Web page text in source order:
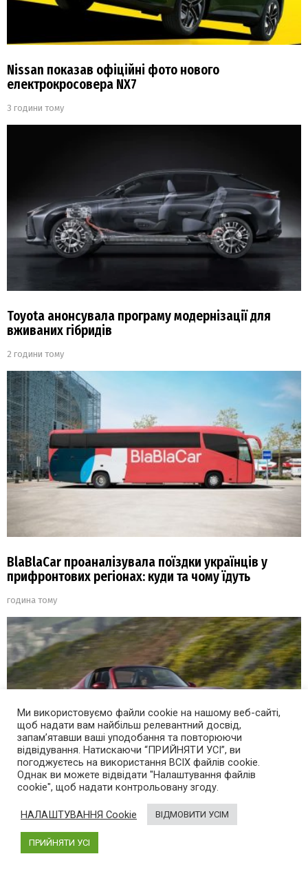
Nissan показав офіційні фото нового
електрокросовера NX7
3 години тому
Toyota анонсувала програму модернізації для
вживаних гібридів
2 години тому
BlaBlaCar проаналізувала поїздки українців у
прифронтових регіонах: куди та чому їдуть
година тому
Найпопулярніший у світі родстер від Mazda
перетворять на електромобіль
17 годин тому
Ми використовуємо файли cookie на нашому веб-сайті,
щоб надати вам найбільш релевантний досвід,
запам’ятавши ваші уподобання та повторюючи
відвідування. Натискаючи “ПРИЙНЯТИ УСІ”, ви
погоджуєтесь на використання ВСІХ файлів cookie.
Однак ви можете відвідати "Налаштування файлів
cookie", щоб надати контрольовану згоду.
НАЛАШТУВАННЯ Cookie ВІДМОВИТИ УСІМ
ПРИЙНЯТИ УСІ